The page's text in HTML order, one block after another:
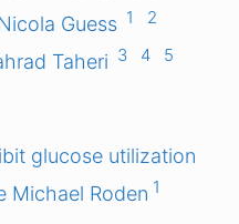
Guess 1 2
Taheri 3 4 5
glucose utilization
Michael Roden 1